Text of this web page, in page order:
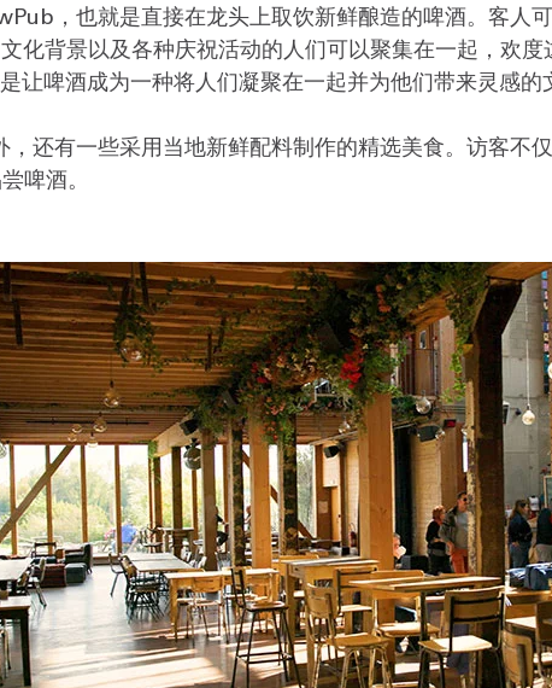
，也就是直接在龙头上取饮新鲜酿造的啤酒。客人
化背景以及各种庆祝活动的人们可以聚集在一起，欢
啤酒成为一种将人们凝聚在一起并为他们带来灵感的
还有一些采用当地新鲜配料制作的精选美食。访客不
啤酒。